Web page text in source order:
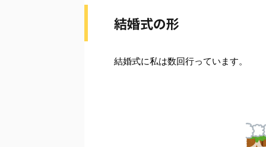
結婚式の形
結婚式に私は数回行っています。